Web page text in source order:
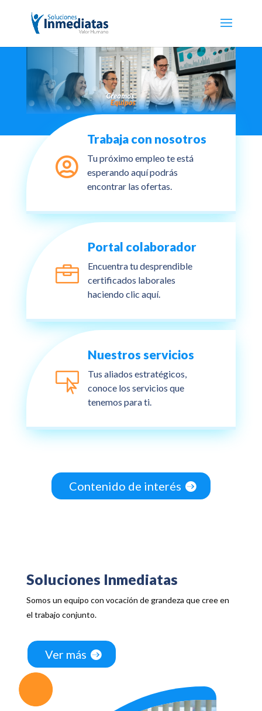

Trabaja con nosotros
Tu próximo empleo te está
esperando aquí podrás
encontrar las ofertas.

Portal colaborador
Encuentra tu desprendible
certificados laborales
haciendo clic aquí.

Nuestros servicios
Tus aliados estratégicos,
conoce los servicios que
tenemos para ti.
Contenido de interés
Soluciones Inmediatas
Somos un equipo con vocación de grandeza que cree en
el trabajo conjunto.
Ver más